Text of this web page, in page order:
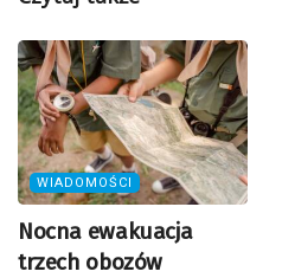
WIADOMOŚCI
Nocna ewakuacja
trzech obozów